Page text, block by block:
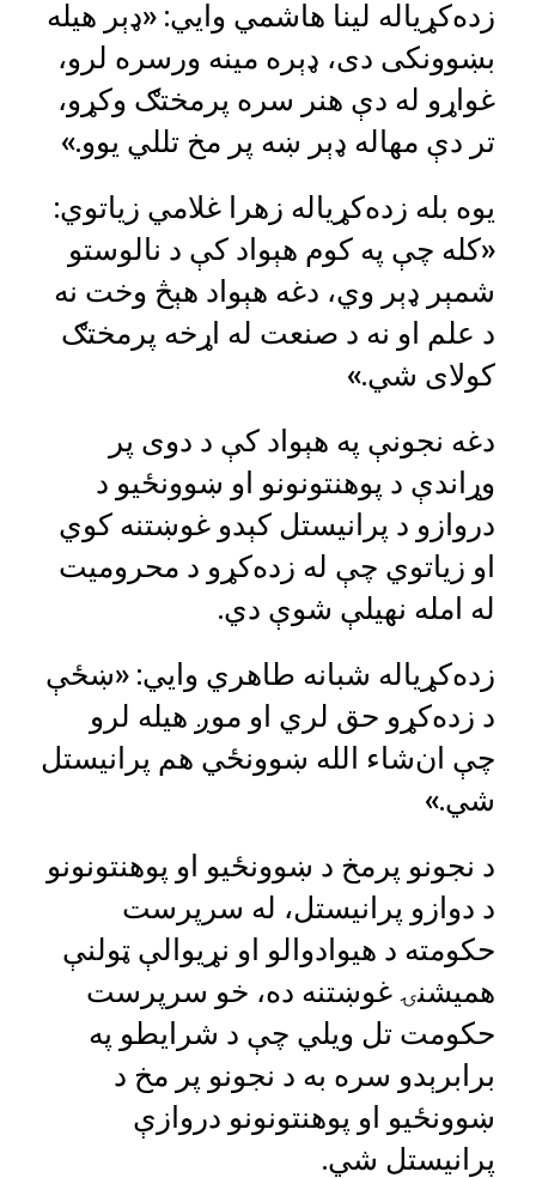
زده‌کړیاله لینا هاشمي وايي: «ډېر هیله
بښوونکی دی، ډېره مینه ورسره لرو،
غواړو له دې هنر سره پرمختګ وکړو،
تر دې مهاله ډېر ښه پر مخ تللي یوو.»
یوه بله زده‌کړیاله زهرا غلامي زیاتوي:
«کله چې په کوم هېواد کې د نالوستو
شمېر ډېر وي، دغه هېواد هېڅ وخت نه
د علم او نه د صنعت له اړخه پرمختګ
کولای شي.»
دغه نجونې په هېواد کې د دوی پر
وړاندې د پوهنتونونو او ښوونځیو د
دروازو د پرانیستل کېدو غوښتنه کوي
او زیاتوي چې له زده‌کړو د محرومیت
له امله نهیلې شوې دي.
زده‌کړیاله شبانه طاهري وايي: «ښځې
د زده‌کړو حق لري او موږ هیله لرو
چې ان‌شاء الله ښوونځي هم پرانیستل
شي.»
د نجونو پرمخ د ښوونځیو او پوهنتونونو
د دوازو پرانیستل، له سرپرست
حکومته د هیوادوالو او نړیوالې ټولنې
همیشنۍ غوښتنه ده، خو سرپرست
حکومت تل ویلي چې د شرایطو په
برابرېدو سره به د نجونو پر مخ د
ښوونځیو او پوهنتونونو دروازې
پرانیستل شي.